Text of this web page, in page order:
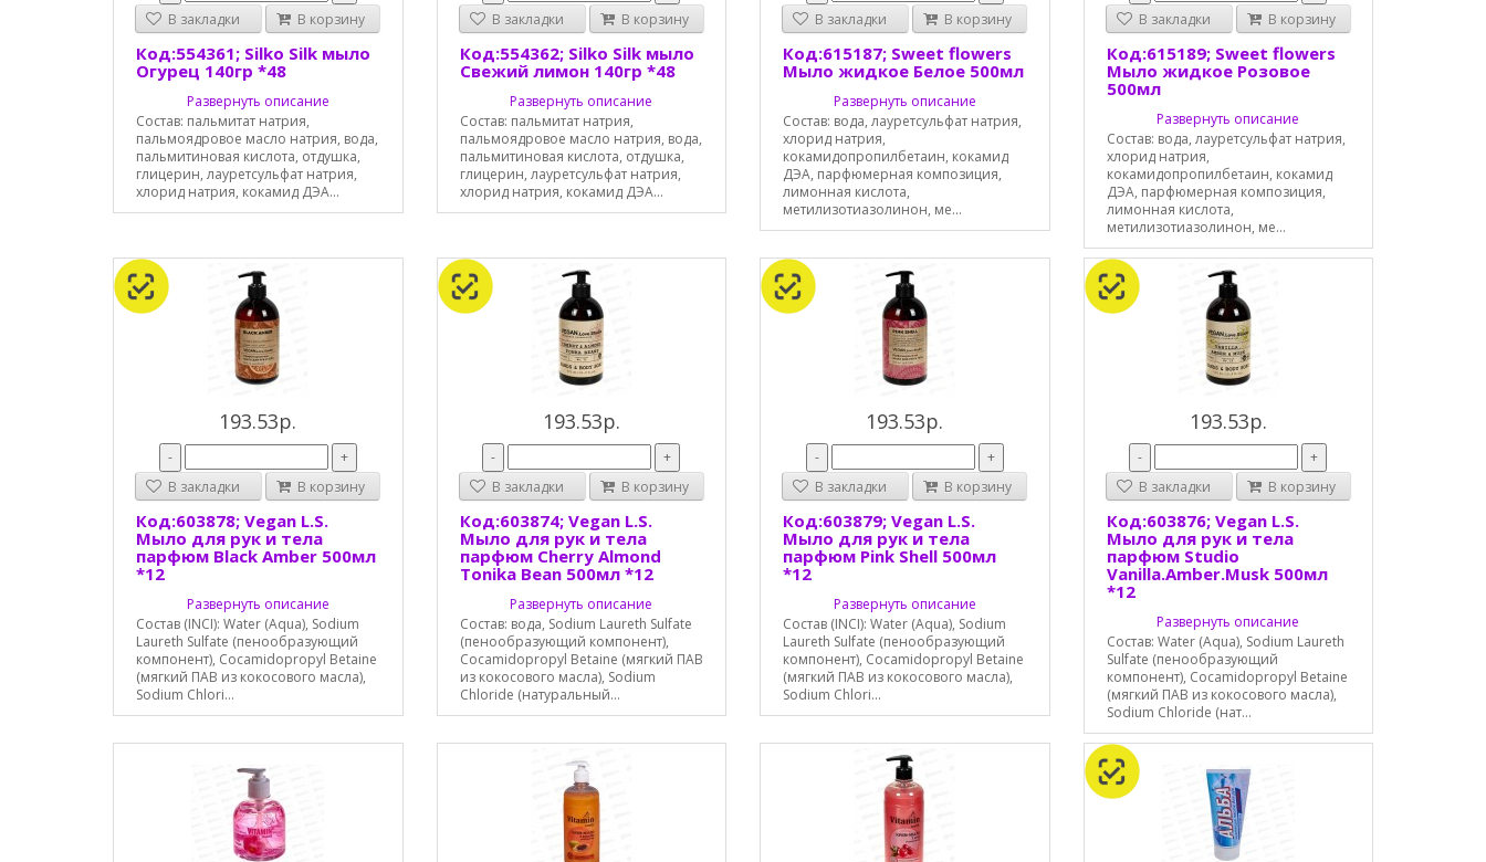
В закладки
В корзину
Код:554361; Silko Silk мыло
Огурец 140гр *48
Развернуть описание
Состав: пальмитат натрия,
пальмоядровое масло натрия, вода,
пальмитиновая кислота, отдушка,
глицерин, лауретсульфат натрия,
хлорид натрия, кокамид ДЭА...
В закладки
В корзину
Код:554362; Silko Silk мыло
Свежий лимон 140гр *48
Развернуть описание
Состав: пальмитат натрия,
пальмоядровое масло натрия, вода,
пальмитиновая кислота, отдушка,
глицерин, лауретсульфат натрия,
хлорид натрия, кокамид ДЭА...
В закладки
В корзину
Код:615187; Sweet flowers
Мыло жидкое Белое 500мл
Развернуть описание
Состав: вода, лауретсульфат натрия,
хлорид натрия,
кокамидопропилбетаин, кокамид
ДЭА, парфюмерная композиция,
лимонная кислота,
метилизотиазолинон, ме...
В закладки
В корзину
Код:615189; Sweet flowers
Мыло жидкое Розовое
500мл
Развернуть описание
Состав: вода, лауретсульфат натрия,
хлорид натрия,
кокамидопропилбетаин, кокамид
ДЭА, парфюмерная композиция,
лимонная кислота,
метилизотиазолинон, ме...
193.53р.
-
+
В закладки
В корзину
Код:603878; Vegan L.S.
Мыло для рук и тела
парфюм Black Amber 500мл
*12
Развернуть описание
Состав (INCI): Water (Aqua), Sodium
Laureth Sulfate (пенообразующий
компонент), Сосamidopropyl Betaine
(мягкий ПАВ из кокосового масла),
Sodium Chlori...
193.53р.
-
+
В закладки
В корзину
Код:603874; Vegan L.S.
Мыло для рук и тела
парфюм Cherry Almond
Tonika Bean 500мл *12
Развернуть описание
Состав: вода, Sodium Laureth Sulfate
(пенообразующий компонент),
Cocamidopropyl Betaine (мягкий ПАВ
из кокосового масла), Sodium
Chloride (натуральный...
193.53р.
-
+
В закладки
В корзину
Код:603879; Vegan L.S.
Мыло для рук и тела
парфюм Pink Shell 500мл
*12
Развернуть описание
Состав (INCI): Water (Aqua), Sodium
Laureth Sulfate (пенообразующий
компонент), Cocamidopropyl Betaine
(мягкий ПАВ из кокосового масла),
Sodium Chlori...
193.53р.
-
+
В закладки
В корзину
Код:603876; Vegan L.S.
Мыло для рук и тела
парфюм Studio
Vanilla.Amber.Musk 500мл
*12
Развернуть описание
Состав: Water (Aqua), Sodium Laureth
Sulfate (пенообразующий
компонент), Cocamidopropyl Betaine
(мягкий ПАВ из кокосового масла),
Sodium Chloride (нат...